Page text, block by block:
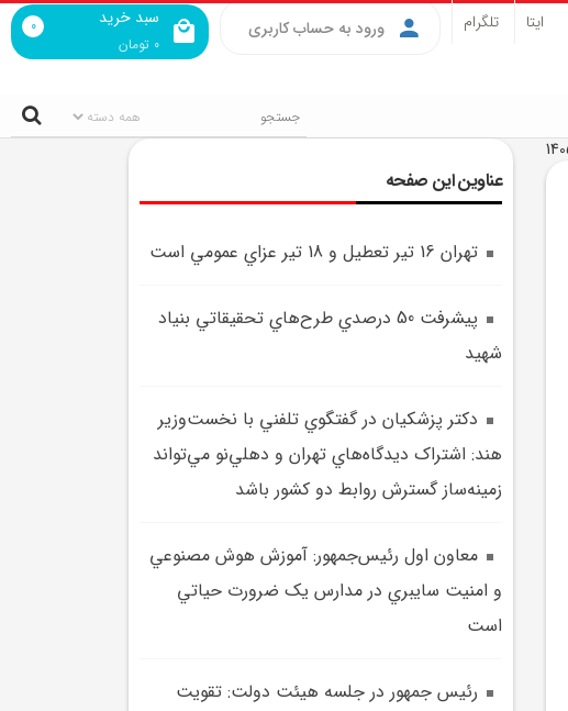
سبد خرید
0 تومان
0 ورود به حساب کاربری ایتا تلگرام
عناوین این صفحه
تهران 16 تير تعطيل و 18 تير عزاي عمومي است
پيشرفت 50 درصدي طرح‌هاي تحقيقاتي بنياد
شهيد
دکتر پزشکيان در گفتگوي تلفني با نخست‌وزير
هند: اشتراک ديدگاه‌هاي تهران و دهلي‌نو مي‌تواند
زمينه‌ساز گسترش روابط دو کشور باشد
معاون اول رئيس‌جمهور: آموزش هوش مصنوعي
و امنيت سايبري در مدارس يک ضرورت حياتي
است
رئيس جمهور در جلسه هيئت دولت: تقويت